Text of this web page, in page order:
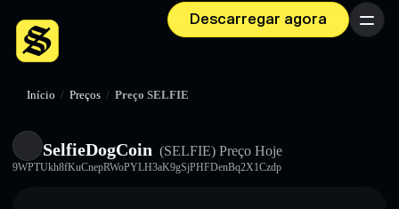
Descarregar agora Menu
Início / Preços / Preço SELFIE
SelfieDogCoin (SELFIE) Preço Hoje
9WPTUkh8fKuCnepRWoPYLH3aK9gSjPHFDenBq2X1Czdp